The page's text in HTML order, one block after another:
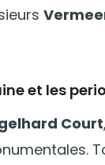
et les
Court